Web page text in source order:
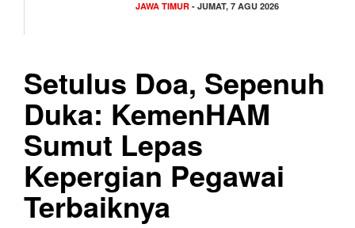
JAWA TIMUR - JUMAT, 7 AGU 2026
Setulus Doa, Sepenuh
Duka: KemenHAM
Sumut Lepas
Kepergian Pegawai
Terbaiknya